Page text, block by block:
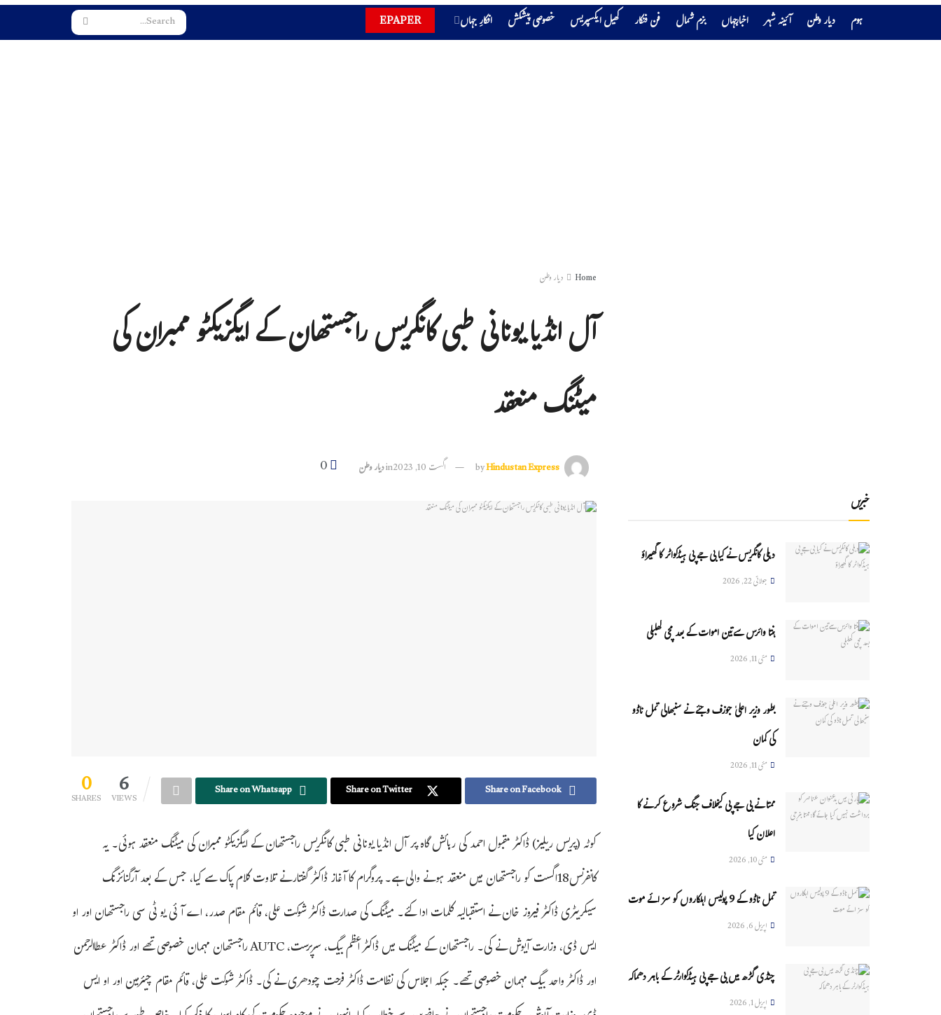
ہوم دیار وطن آئینہ شہر اخبارجہاں بزم شمال فن فنکار کھیل ایکسپریس خصوصی پیشکش افکارِ جہاں EPAPER
Home دیار وطن
آل انڈیا یونانی طبی کانگریس راجستھان کے ایگزیکٹو ممبران کی
میٹنگ منعقد
byHindustan Express اگست 10, 2023 inدیار وطن
0
SHARES 6
VIEWS Share on Facebook
Share on Twitter
Share on Whatsapp
کوٹہ (پریس ریلیز) ڈاکٹر مقبول احمد کی رہائش گاہ پر آل انڈیا یونانی طبی کانگریس راجستھان کے ایگزیکٹو ممبران کی میٹنگ منعقد ہوئی۔ یہ
کانفرنس18اگست کو راجستھان میں منعقد ہونے والی ہے۔ پروگرام کا آغاز ڈاکٹر گفتارنے تلاوت کلام پاک سے کیا، جس کے بعد آرگنائزنگ
سیکریٹری ڈاکٹر فیروز خان نے استقبالیہ کلمات ادا کئے۔ میٹنگ کی صدارت ڈاکٹر شوکت علی، قائم مقام صدر، اے آئی یو ٹی سی راجستھان اور او
ایس ڈی، وزارت آیوش نے کی۔ راجستھان کے میٹنگ میں ڈاکٹر اعظم بیگ، سرپرست، AUTC راجستھان مہمان خصوصی تھے اور ڈاکٹر عطاالرحمن
اور ڈاکٹر واحد بیگ مہمان خصوصی تھے۔ جبکہ اجلاس کی نظامت ڈاکٹر فرحت چودھری نے کی۔ ڈاکٹر شوکت علی، قائم مقام چیئرمین اور او ایس
خبریں
دہلی کانگریس نے کیا بی جے پی ہیڈکواٹر کا گھیراؤ
جولائی 22, 2026
ہنتا وائرس سےتین اموات کے بعد مچی کھلبلی
مئی 11, 2026
بطور وزیر اعلیٰ جوزف وجئے نے سنبھالی تمل ناڈو
کی کمان
مئی 11, 2026
ممتا نے بی جے پی کیخلاف جنگ شروع کرنے کا
اعلان کیا
مئی 10, 2026
تمل ناڈو کے 9 پولیس اہلکاروں کو سزائے موت
اپریل 6, 2026
چنڈی گڑھ میں بی جے پی ہیڈکوارٹر کے باہر دھماکہ
اپریل 1, 2026